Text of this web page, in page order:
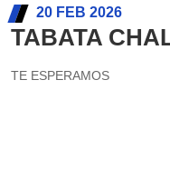
20 FEB 2026
TABATA
TE ESPERAMOS